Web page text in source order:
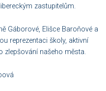
zastupitelům.
Gáborové, Elišce Baroňové a
reprezentaci školy, aktivní
zlepšování našeho města.